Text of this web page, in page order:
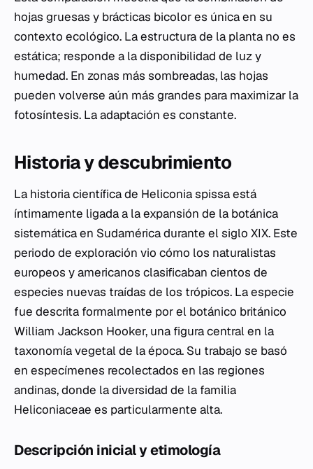
hojas gruesas y brácticas bicolor es única en su
contexto ecológico. La estructura de la planta no es
estática; responde a la disponibilidad de luz y
humedad. En zonas más sombreadas, las hojas
pueden volverse aún más grandes para maximizar la
fotosíntesis. La adaptación es constante.
Historia y descubrimiento
La historia científica de Heliconia spissaestá
íntimamente ligada a la expansión de la botánica
sistemática en Sudamérica durante el siglo XIX. Este
periodo de exploración vio cómo los naturalistas
europeos y americanos clasificaban cientos de
especies nuevas traídas de los trópicos. La especie
fue descrita formalmente por el botánico británico
William Jackson Hooker, una figura central en la
taxonomía vegetal de la época. Su trabajo se basó
en especímenes recolectados en las regiones
andinas, donde la diversidad de la familia
Heliconiaceae es particularmente alta.
Descripción inicial y etimología